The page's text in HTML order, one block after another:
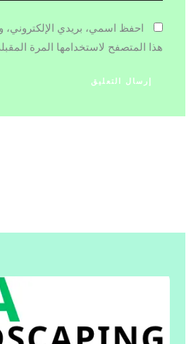
احفظ اسمي، بريدي الإلكتروني،
هذا المتصفح لاستخدامها المرة